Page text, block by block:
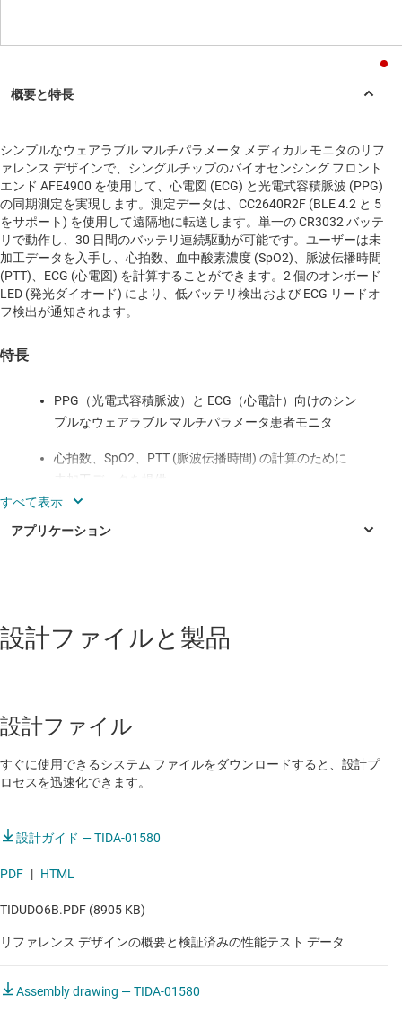
シンプルなウェアラブル マルチパラメータ メディカル モニタのリフ
ァレンス デザインで、シングルチップのバイオセンシング フロント
エンド AFE4900 を使用して、心電図 (ECG) と光電式容積脈波 (PPG)
の同期測定を実現します。測定データは、CC2640R2F (BLE 4.2 と 5
をサポート) を使用して遠隔地に転送します。単一の CR3032 バッテ
リで動作し、30 日間のバッテリ連続駆動が可能です。ユーザーは未
加工データを入手し、心拍数、血中酸素濃度 (SpO2)、脈波伝播時間
(PTT)、ECG (心電図) を計算することができます。2 個のオンボード
LED (発光ダイオード) により、低バッテリ検出および ECG リードオ
フ検出が通知されます。
特長
PPG（光電式容積脈波）と ECG（心電計）向けのシン
プルなウェアラブル マルチパラメータ患者モニタ
心拍数、SpO2、PTT (脈波伝播時間) の計算のために
未加工データを提供
AFE4900 を使用して、ECG と PPG の同期測定が可能
ラクションにより信号対雑音比が向上
統合型 Arm® Cortex®-M3 / 2.4GHz RF トランシーバ
（CC2640R2F）は BLE 4.2 と 5.0 によるワイヤレス デ
ータ伝送をサポート
リケーションへの採用が容易
Wireless earbuds
ECG パッチ
ECG パッチ
ECG パッチ
ECG パッチ
ECG パッチ
設計ファイルと製品
設計ファイル
すぐに使用できるシステム ファイルをダウンロードすると、設計プ
ロセスを迅速化できます。
設計ガイド — TIDA-01580
PDF | HTML
TIDUDO6B.PDF (8905 KB)
リファレンス デザインの概要と検証済みの性能テスト データ
Assembly drawing — TIDA-01580